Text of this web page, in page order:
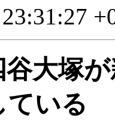
大塚
ている